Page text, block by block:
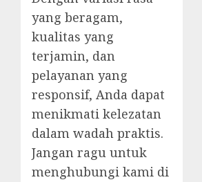
yang beragam,
kualitas yang
terjamin, dan
pelayanan yang
responsif, Anda dapat
menikmati kelezatan
dalam wadah praktis.
Jangan ragu untuk
menghubungi kami di